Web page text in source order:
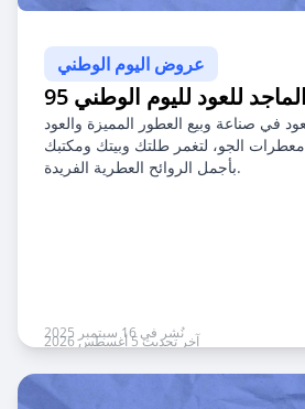
عروض اليوم الوطني
للعود لليوم الوطني 95
في صناعة وبيع العطور المميزة والعود
معطرات الجو، لتغمر طلتك وبيتك ومكتبك
بأجمل الروائح العطرية الفريدة.
نُشر في 16 سبتمبر 2025
آخر تحديث 5 أغسطس 2026